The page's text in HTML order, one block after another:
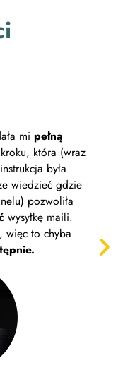
mi pełną
która (wraz
była
wiedzieć gdzie
pozwoliła
wysyłkę maili.
, więc to chyba